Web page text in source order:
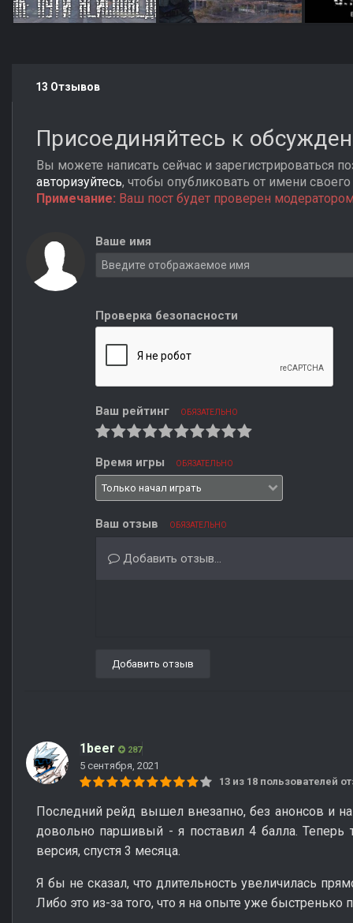
13 Отзывов
Присоединяйтесь к
Вы можете написать сейчас и зарегистрироваться
авторизуйтесь, чтобы опубликовать от имени своего
Примечание: Ваш пост будет проверен
Ваше имя
Проверка безопасности
Ваш рейтинг ОБЯЗАТЕЛЬНО
Время игры ОБЯЗАТЕЛЬНО
Ваш отзыв ОБЯЗАТЕЛЬНО
Добавить отзыв...
Добавить отзыв
1beer 287
5 сентября, 2021
13 из 18 пользователей
Последний рейд вышел внезапно, без анонсов и
довольно паршивый - я поставил 4 балла. Теперь
версия, спустя 3 месяца.
Я бы не сказал, что длительность увеличилась
Либо это из-за того, что я на опыте уже быстренько